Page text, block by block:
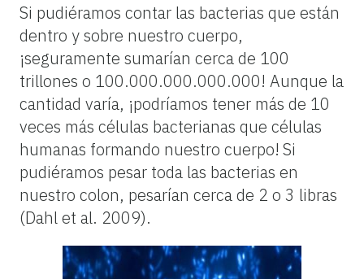
Si pudiéramos contar las bacterias que están
dentro y sobre nuestro cuerpo,
¡seguramente sumarían cerca de 100
trillones o 100.000.000.000.000! Aunque la
cantidad varía, ¡podríamos tener más de 10
veces más células bacterianas que células
humanas formando nuestro cuerpo! Si
pudiéramos pesar toda las bacterias en
nuestro colon, pesarían cerca de 2 o 3 libras
(Dahl et al. 2009).